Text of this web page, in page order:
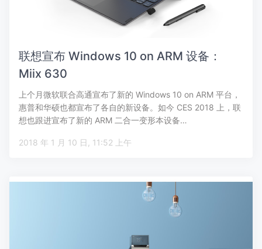
联想宣布 Windows 10 on ARM 设备：
Miix 630
上个月微软联合高通宣布了新的 Windows 10 on ARM 平台，
惠普和华硕也都宣布了各自的新设备。如今 CES 2018 上，联
想也跟进宣布了新的 ARM 二合一变形本设备…
2018 年 1 月 10 日, 11:52 上午